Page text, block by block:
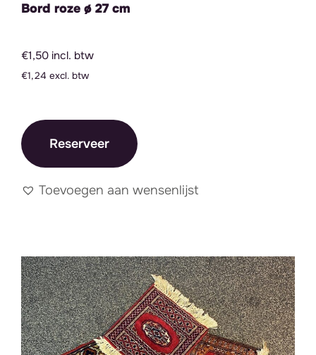
Bord roze ø 27 cm
€1,50 incl. btw
€1,24 excl. btw
Reserveer
Toevoegen aan wensenlijst